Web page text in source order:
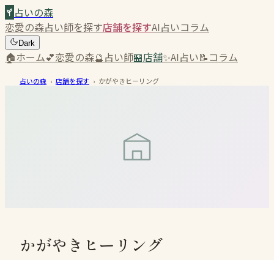
占いの森
恋愛の森占い師を探す店舗を探すAI占いコラム
Dark
🏠ホーム💕恋愛の森🔮占い師🏪店舗✨AI占い📝コラム
占いの森 › 店舗を探す › かがやきヒーリング
かがやきヒーリング